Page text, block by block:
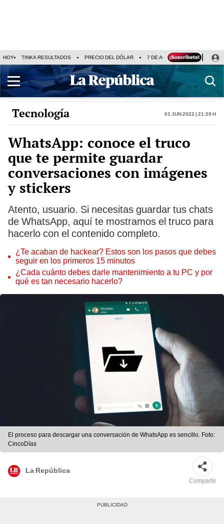
HOY TINKA RESULTADOS PRECIO DEL DÓLAR 7 DE AGOSTO OLLANTA
Tecnología 01 Jun 2022 | 21:29 h
WhatsApp: conoce el truco
que te permite guardar
conversaciones con imágenes
y stickers
Atento, usuario. Si necesitas guardar tus chats
de WhatsApp, aquí te mostramos el truco para
hacerlo con el contenido completo.
¿Te acaban de hackear? Estos son los pasos que debes
seguir en los primeros 15 minutos
¿Cada cuánto debes darle mantenimiento a tu PC y por
qué es tan necesario hacerlo?
El proceso para descargar una conversación de WhatsApp es sencillo. Foto:
CincoDías
La República
Compartir